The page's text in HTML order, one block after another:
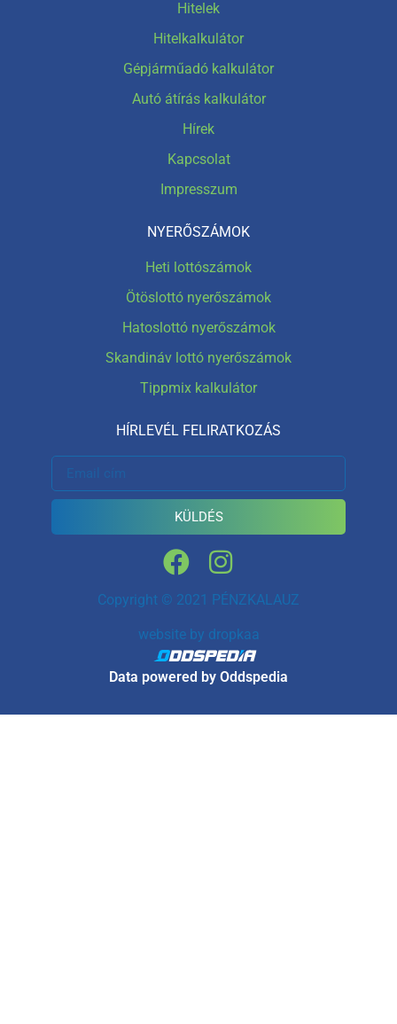
Hitelek
Hitelkalkulátor
Gépjárműadó kalkulátor
Autó átírás kalkulátor
Hírek
Kapcsolat
Impresszum
NYERŐSZÁMOK
Heti lottószámok
Ötöslottó nyerőszámok
Hatoslottó nyerőszámok
Skandináv lottó nyerőszámok
Tippmix kalkulátor
HÍRLEVÉL FELIRATKOZÁS
KÜLDÉS
Copyright © 2021 PÉNZKALAUZ
website by dropkaa
Data powered by Oddspedia